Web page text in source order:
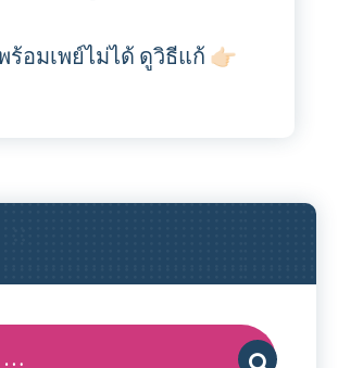
อมเพย์ไม่ได้ ดูวิธีแก้ 👉🏻